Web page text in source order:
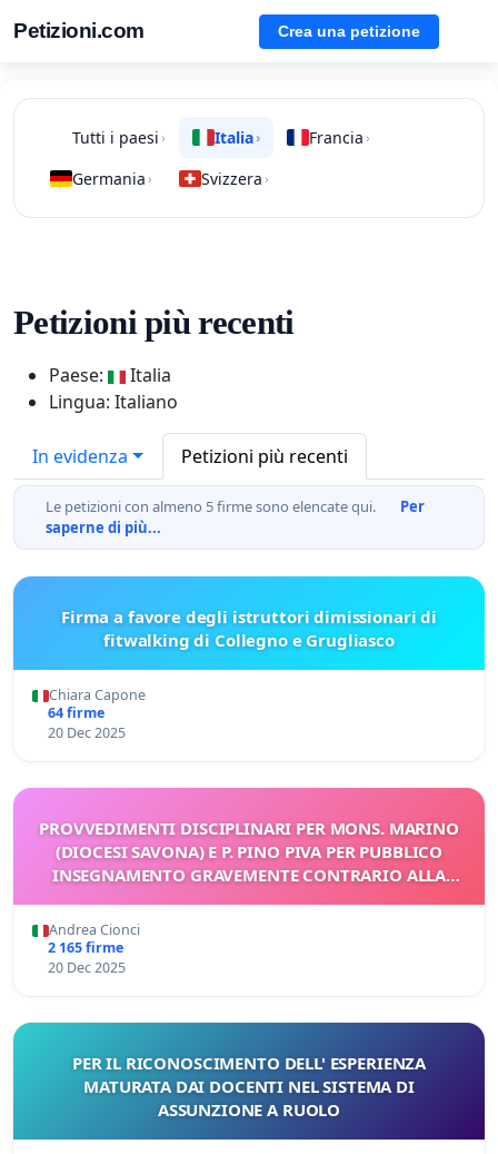
Petizioni.com Crea una petizione
Tutti i paesi › Italia› Francia ›
Germania › Svizzera ›
Petizioni più recenti
Paese:
Italia
Lingua: Italiano
In evidenza Petizioni più recenti
Le petizioni con almeno 5 firme sono elencate qui.
Per
saperne di più...
Firma a favore degli istruttori dimissionari di
fitwalking di Collegno e Grugliasco
Chiara Capone
64 firme
20 Dec 2025
PROVVEDIMENTI DISCIPLINARI PER MONS. MARINO
(DIOCESI SAVONA) E P. PINO PIVA PER PUBBLICO
INSEGNAMENTO GRAVEMENTE CONTRARIO ALLA
Andrea Cionci
2 165 firme
20 Dec 2025
PER IL RICONOSCIMENTO DELL' ESPERIENZA
MATURATA DAI DOCENTI NEL SISTEMA DI
ASSUNZIONE A RUOLO